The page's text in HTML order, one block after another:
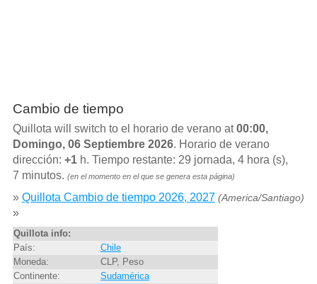
Cambio de tiempo
Quillota will switch to el horario de verano at00:00,
Domingo, 06 Septiembre 2026. Horario de verano
dirección: +1h. Tiempo restante: 29 jornada, 4 hora (s),
7 minutos. (en el momento en el que se genera esta página)
» Quillota Cambio de tiempo 2026, 2027 (America/Santiago)
»
Quillota info:
País:
Chile
Moneda:
CLP, Peso
Continente:
Sudamérica